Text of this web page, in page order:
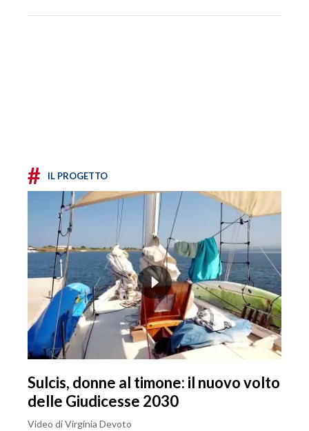
# IL PROGETTO
Sulcis, donne al timone: il nuovo volto
delle Giudicesse 2030
Video di Virginia Devoto